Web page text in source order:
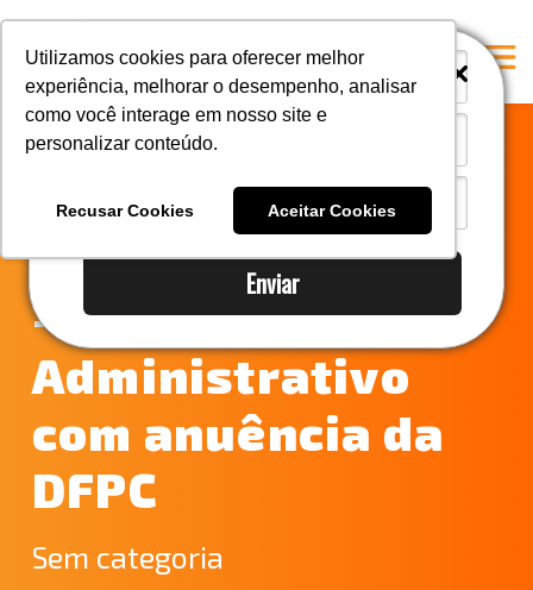
Enviar
Utilizamos cookies para oferecer melhor
experiência, melhorar o desempenho, analisar
como você interage em nosso site e
personalizar conteúdo.
Recusar Cookies Aceitar Cookies
i
i
A Mastersul
Responsabilidade social
Blog
Notícias do
Comércio Exterior
– Tratamento
Administrativo
com anuência da
DFPC
Sem categoria